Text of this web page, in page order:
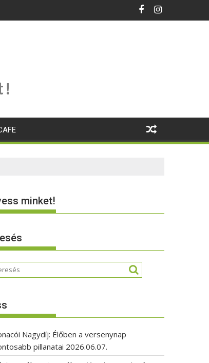
minket!
Nagydíj: Élőben a versenynap
pillanatai 2026.06.07.